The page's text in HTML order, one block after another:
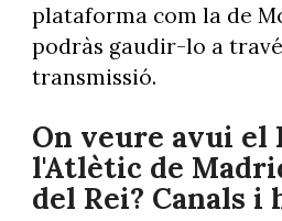
plataforma com la de
podràs gaudir-lo a
transmissió.
On veure avui el
l'Atlètic de
del Rei? Canals i